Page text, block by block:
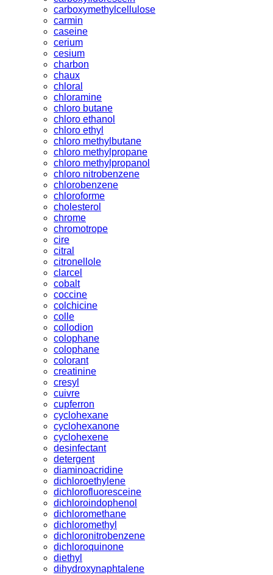
carboxymethylcellulose
carmin
caseine
cerium
cesium
charbon
chaux
chloral
chloramine
chloro butane
chloro ethanol
chloro ethyl
chloro methylbutane
chloro methylpropane
chloro methylpropanol
chloro nitrobenzene
chlorobenzene
chloroforme
cholesterol
chrome
chromotrope
cire
citral
citronellole
clarcel
cobalt
coccine
colchicine
colle
collodion
colophane
colophane
colorant
creatinine
cresyl
cuivre
cupferron
cyclohexane
cyclohexanone
cyclohexene
desinfectant
detergent
diaminoacridine
dichloroethylene
dichlorofluoresceine
dichloroindophenol
dichloromethane
dichloromethyl
dichloronitrobenzene
dichloroquinone
diethyl
dihydroxynaphtalene